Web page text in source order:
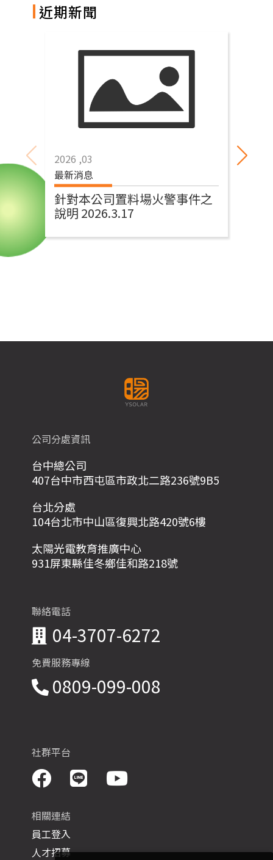
近期新聞
2026 ,03
最新消息
針對本公司置料場火警事件之
說明 2026.3.17
公司分處資訊
台中總公司
407台中市西屯區市政北二路236號9B5
台北分處
104台北市中山區復興北路420號6樓
太陽光電教育推廣中心
931屏東縣佳冬鄉佳和路218號
聯絡電話
04-3707-6272
免費服務專線
0809-099-008
社群平台
相關連結
員工登入
人才招募